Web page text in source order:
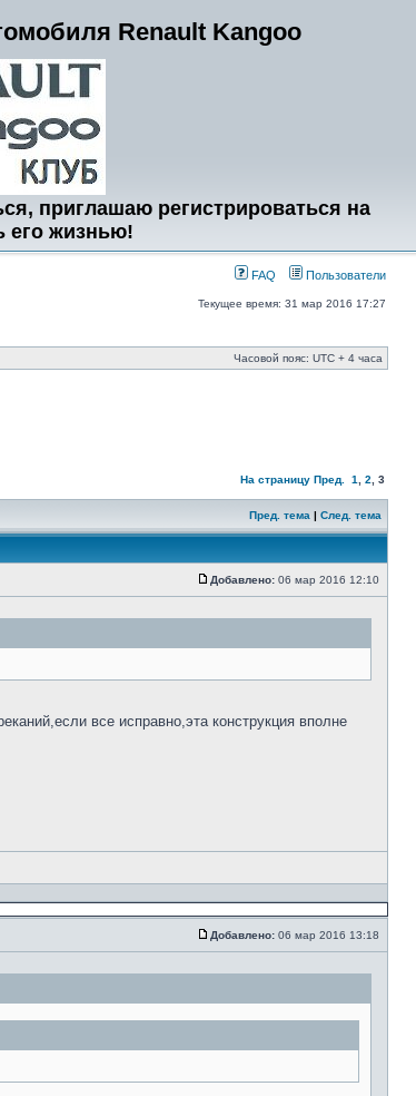
Renault Kangoo
приглашаю регистрироваться на
его жизнью!
FAQ Пользователи
Текущее время: 31 мар 2016 17:27
Часовой пояс: UTC + 4 часа
На страницу Пред. 1 2 3
Пред. тема | След. тема
Добавлено: 06 мар 2016 12:10
все исправно,эта конструкция вполне
Добавлено: 06 мар 2016 13:18